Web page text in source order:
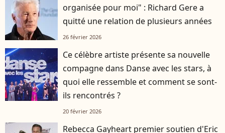
organisée pour moi" : Richard Gere a
quitté une relation de plusieurs années
26 février 2026
Ce célèbre artiste présente sa nouvelle
compagne dans Danse avec les stars, à
quoi elle ressemble et comment se sont-
ils rencontrés ?
20 février 2026
Rebecca Gayheart premier soutien d'Eric